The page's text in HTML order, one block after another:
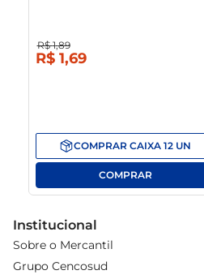
R$ 1,89
R$ 1,69
COMPRAR CAIXA 12 UN
Institucional
Sobre o Mercantil
Grupo Cencosud